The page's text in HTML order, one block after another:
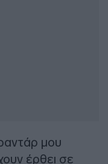
μου
έρθει σε